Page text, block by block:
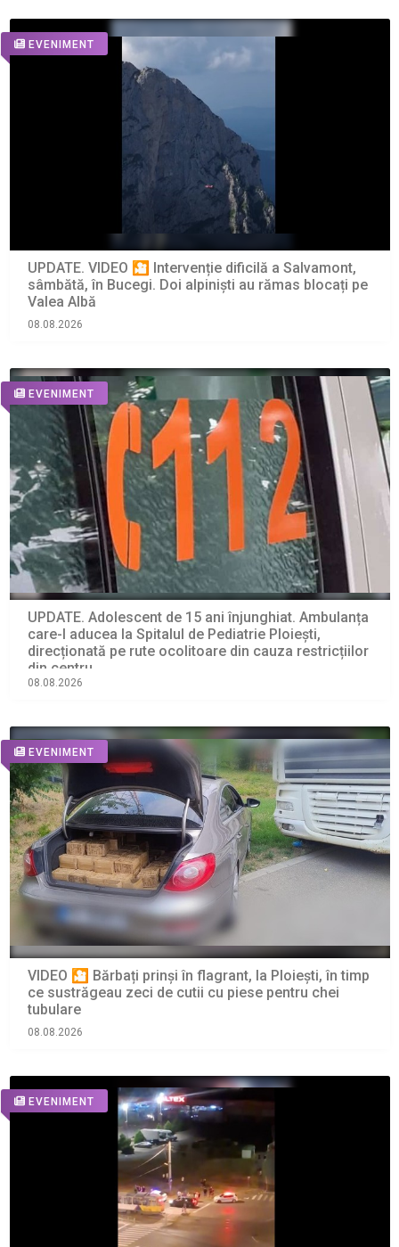
EVENIMENT
UPDATE. VIDEO 🎦 Intervenție dificilă a Salvamont,
sâmbătă, în Bucegi. Doi alpiniști au rămas blocați pe
Valea Albă
08.08.2026
EVENIMENT
UPDATE. Adolescent de 15 ani înjunghiat. Ambulanța
care-l aducea la Spitalul de Pediatrie Ploiești,
direcționată pe rute ocolitoare din cauza restricțiilor
din centru
08.08.2026
EVENIMENT
VIDEO 🎦 Bărbați prinși în flagrant, la Ploiești, în timp
ce sustrăgeau zeci de cutii cu piese pentru chei
tubulare
08.08.2026
EVENIMENT